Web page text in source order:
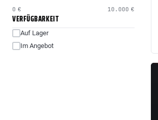
0 € 10.000 €
VERFÜGBARKEIT
Auf Lager
Im Angebot